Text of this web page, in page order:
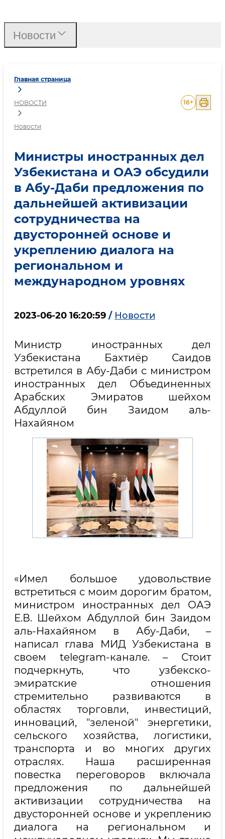
Главная страница
НОВОСТИ
Новости
16+
Министры иностранных дел
Узбекистана и ОАЭ обсудили
в Абу-Даби предложения по
дальнейшей активизации
сотрудничества на
двусторонней основе и
укреплению диалога на
региональном и
международном уровнях
2023-06-20 16:20:59 / Новости
Министр иностранных дел
Узбекистана Бахтиёр Саидов
встретился в Абу-Даби с министром
иностранных дел Объединенных
Арабских Эмиратов шейхом
Абдуллой бин Заидом аль-
Нахайяном
«Имел большое удовольствие
встретиться с моим дорогим братом,
министром иностранных дел ОАЭ
Е.В. Шейхом Абдуллой бин Заидом
аль-Нахайяном в Абу-Даби, –
написал глава МИД Узбекистана в
своем telegram-канале. – Стоит
подчеркнуть, что узбекско-
эмиратские отношения
стремительно развиваются в
областях торговли, инвестиций,
инноваций, "зеленой" энергетики,
сельского хозяйства, логистики,
транспорта и во многих других
отраслях. Наша расширенная
повестка переговоров включала
предложения по дальнейшей
активизации сотрудничества на
двусторонней основе и укреплению
диалога на региональном и
Новости